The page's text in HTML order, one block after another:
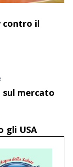
contro il
sul mercato
gli USA